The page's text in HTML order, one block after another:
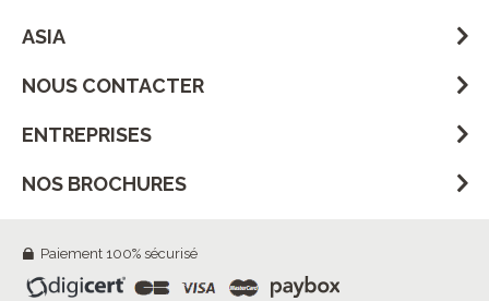
ASIA
NOUS CONTACTER
ENTREPRISES
NOS BROCHURES
Paiement 100% sécurisé